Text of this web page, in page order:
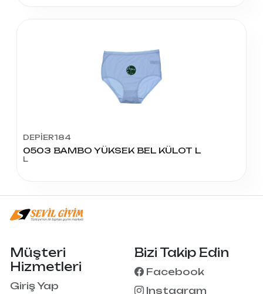
DEPİER184
0503 BAMBO YÜKSEK BEL KÜLOT L
L
Müşteri
Hizmetleri
Giriş Yap
Bizi Takip Edin
Facebook
Instagram